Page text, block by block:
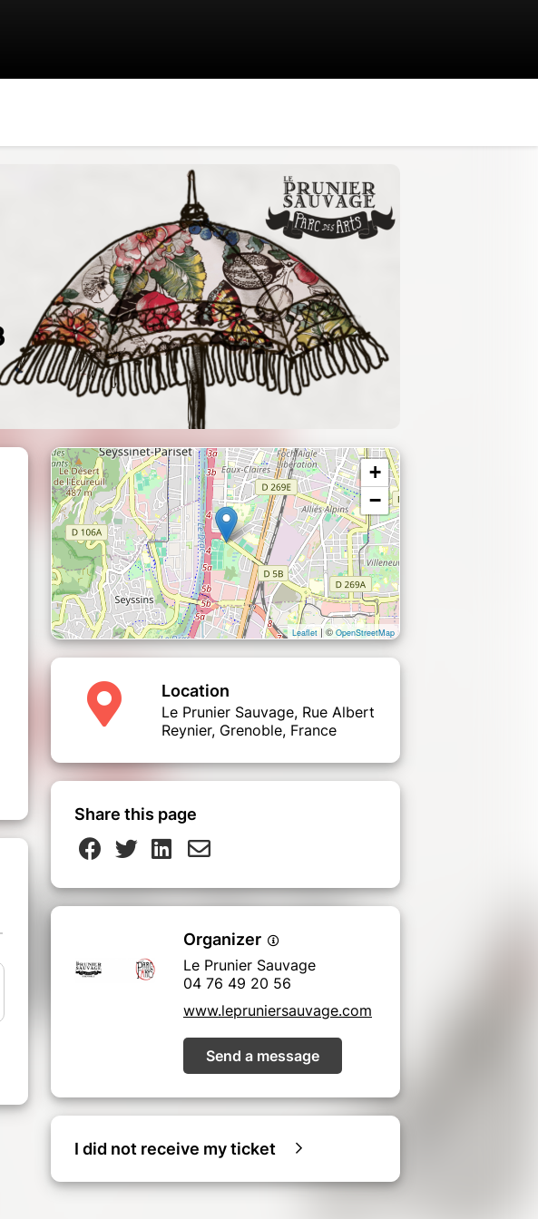
+
−
Leaflet| ©OpenStreetMap
Location
Le Prunier Sauvage, Rue Albert
Reynier, Grenoble, France
Share this page
Organizer
Le Prunier Sauvage
04 76 49 20 56
www.lepruniersauvage.com
Send a message
I did not receive my ticket